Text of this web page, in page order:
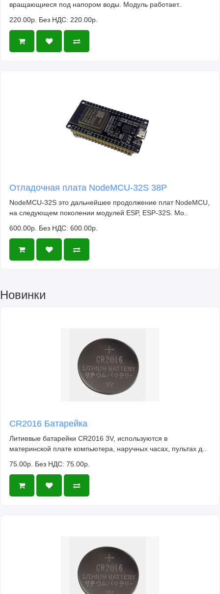
вращающиеся под напором воды. Модуль работает..
220.00р. Без НДС: 220.00р.
Отладочная плата NodeMCU-32S 38P
NodeMCU-32S это дальнейшее продолжение плат NodeMCU,
на следующем поколении модулей ESP, ESP-32S. Мо..
600.00р. Без НДС: 600.00р.
Новинки
CR2016 Батарейка
Литиевые батарейки CR2016 3V, используются в
материнской плате компьютера, наручных часах, пультах д..
75.00р. Без НДС: 75.00р.